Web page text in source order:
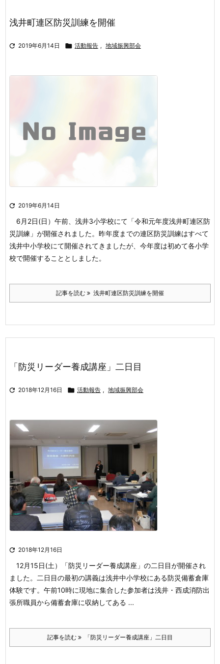
浅井町連区防災訓練を開催
 2019年6月14日  活動報告 , 地域振興部会
 2019年6月14日
6月2日(日）午前、浅井3小学校にて「令和元年度浅井町連区防
災訓練」が開催されました。昨年度までの連区防災訓練はすべて
浅井中小学校にて開催されてきましたが、今年度は初めて各小学
校で開催することとしました。
記事を読む 浅井町連区防災訓練を開催
「防災リーダー養成講座」二日目
 2018年12月16日  活動報告 , 地域振興部会
 2018年12月16日
12月15日(土）「防災リーダー養成講座」の二日目が開催され
ました。
二日目の最初の講義は浅井中小学校にある防災備蓄倉庫
体験です。午前10時に現地に集合した参加者は浅井・西成消防出
張所職員から備蓄倉庫に収納してある ...
記事を読む 「防災リーダー養成講座」二日目